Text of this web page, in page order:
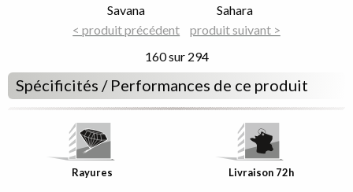
du
Savana
< produit précédent
Nom
du
Sahara
produit suivant >
160 sur 294
Spécificités / Performances de ce produit
Rayures Livraison 72h